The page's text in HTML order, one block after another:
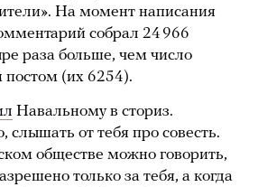
На момент написания
собрал 24 966
раза больше, чем число
(их 6254).
Навальному в сториз.
слышать от тебя про совесть.
обществе можно говорить,
только за тебя, а когда